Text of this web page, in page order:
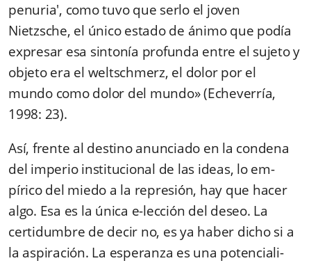
penuria', como tuvo que serlo el joven
Nietzsche, el único estado de ánimo que podía
expresar esa sintonía pro­funda entre el sujeto y
objeto era el weltschmerz, el dolor por el
mundo como dolor del mundo» (Echeverría,
1998: 23).
Así, frente al destino anunciado en la condena
del imperio institucional de las ideas, lo em­
pírico del miedo a la represión, hay que hacer
algo. Esa es la única e-lección del deseo. La
certidumbre de decir no, es ya haber dicho si a
la aspiración. La esperanza es una potenciali­